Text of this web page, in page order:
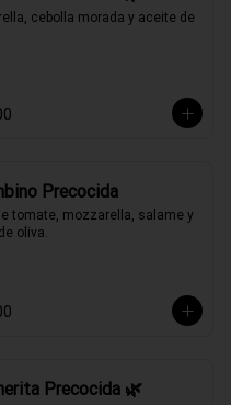
cebolla morada y aceite de
Precocida
tomate, mozzarella, salame y
oliva.
Precocida 🌿